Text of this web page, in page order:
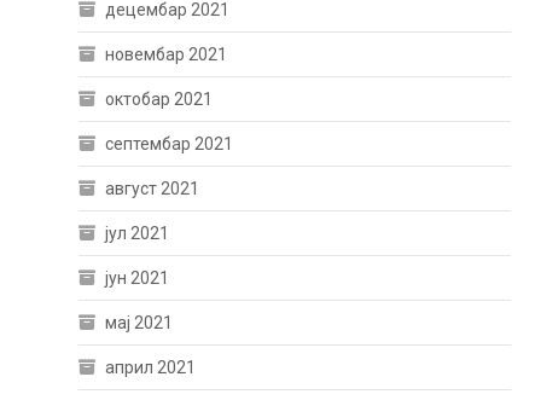
децембар 2021
новембар 2021
октобар 2021
септембар 2021
август 2021
јул 2021
јун 2021
мај 2021
април 2021